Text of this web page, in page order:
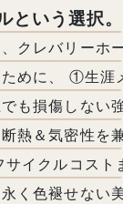
という選択。
クレバリーホ
めに、 ①生涯
損傷しない
熱＆気密性を
イクルコスト
く色褪せな